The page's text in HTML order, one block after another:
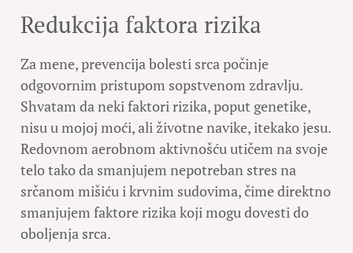
Redukcija faktora rizika
Za mene, prevencija bolesti srca počinje
odgovornim pristupom sopstvenom zdravlju.
Shvatam da neki faktori rizika, poput genetike,
nisu u mojoj moći, ali životne navike, itekako jesu.
Redovnom aerobnom aktivnošću utičem na svoje
telo tako da smanjujem nepotreban stres na
srčanom mišiću i krvnim sudovima, čime direktno
smanjujem faktore rizika koji mogu dovesti do
oboljenja srca.